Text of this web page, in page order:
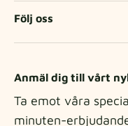
Anmäl dig till vårt
Ta emot våra
minuten-
Följ oss